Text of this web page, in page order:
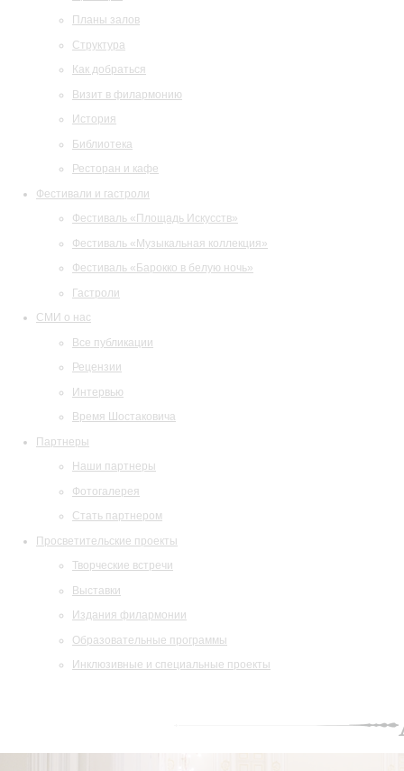
Планы залов
Структура
Как добраться
Визит в филармонию
История
Библиотека
Ресторан и кафе
Фестивали и гастроли
Фестиваль «Площадь Искусств»
Фестиваль «Музыкальная коллекция»
Фестиваль «Барокко в белую ночь»
Гастроли
СМИ о нас
Все публикации
Рецензии
Интервью
Время Шостаковича
Партнеры
Наши партнеры
Фотогалерея
Стать партнером
Просветительские проекты
Творческие встречи
Выставки
Издания филармонии
Образовательные программы
Инклюзивные и специальные проекты